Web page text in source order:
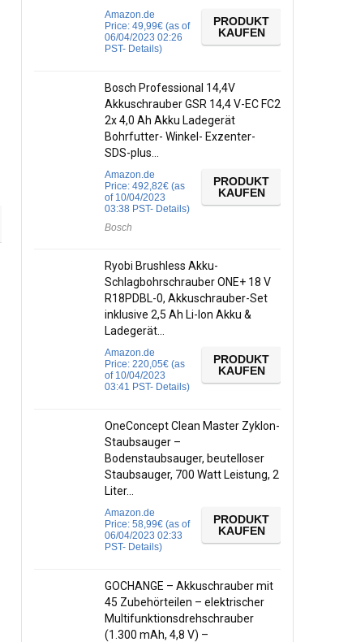
Amazon.de
Price: 49,99€ (as of
06/04/2023 02:26
PST- Details)
PRODUKT
KAUFEN
Bosch Professional 14,4V
Akkuschrauber GSR 14,4 V-EC FC2
2x 4,0 Ah Akku Ladegerät
Bohrfutter- Winkel- Exzenter-
SDS-plus…
Amazon.de
Price: 492,82€ (as
of 10/04/2023
03:38 PST- Details)
Bosch
PRODUKT
KAUFEN
Ryobi Brushless Akku-
Schlagbohrschrauber ONE+ 18 V
R18PDBL-0, Akkuschrauber-Set
inklusive 2,5 Ah Li-Ion Akku &
Ladegerät…
Amazon.de
Price: 220,05€ (as
of 10/04/2023
03:41 PST- Details)
PRODUKT
KAUFEN
OneConcept Clean Master Zyklon-
Staubsauger –
Bodenstaubsauger, beutelloser
Staubsauger, 700 Watt Leistung, 2
Liter…
Amazon.de
Price: 58,99€ (as of
06/04/2023 02:33
PST- Details)
PRODUKT
KAUFEN
GOCHANGE – Akkuschrauber mit
45 Zubehörteilen – elektrischer
Multifunktionsdrehschrauber
(1.300 mAh, 4,8 V) –